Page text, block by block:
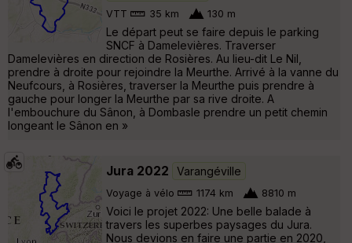
VTT 35 km 130 m
Le départ peut se faire depuis le parking
SNCF à Damelevières. Traverser
Damelevières en direction de Rosières. Au lieu-dit Le Nil,
prendre à droite pour rejoindre la Meurthe. Arrivé à la vanne du
Neufcours, à Rosières, traverser la Meurthe puis prendre à
gauche pour longer la Meurthe par sa rive droite. A
l'embouchure du Sânon, à Dombasle prendre un petit chemin
longeant le Sânon en »
Jura 2022 Varangéville
Voyage à vélo 1174 km 8810 m
Voici le projet 2022: Une belle balade à
travers les superbes paysages du Jura.
Nous devions en faire une partie en 2020,